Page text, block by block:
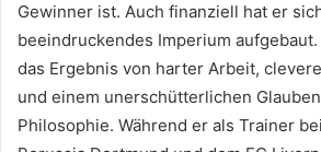
Gewinner ist. Auch finanziell hat er
beeindruckendes Imperium
das Ergebnis von harter Arbeit,
und einem unerschütterlichen
Philosophie. Während er als Trainer